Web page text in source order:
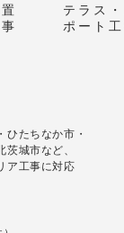
テラス
ポート
ひたちなか市・
城市など、
ア工事に対応